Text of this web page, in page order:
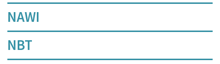
NAWI
NBT